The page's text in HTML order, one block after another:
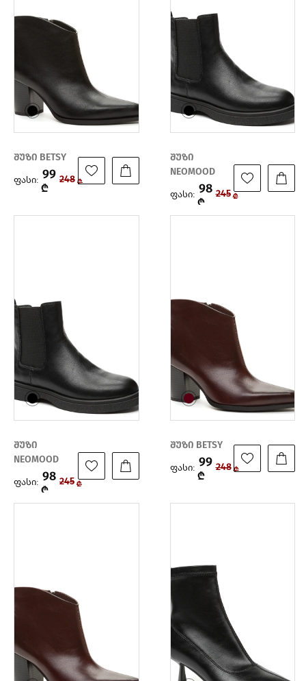
შუზი BETSY
ფასი: 99
₾
248 ₾
შუზი
NEOMOOD
ფასი: 98
₾
245 ₾
შუზი
NEOMOOD
ფასი: 98
₾
245 ₾
შუზი BETSY
ფასი: 99
₾
248 ₾